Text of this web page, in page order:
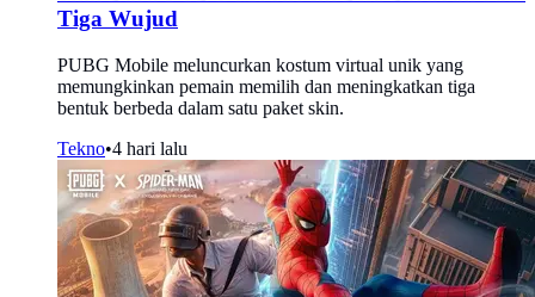
Tiga Wujud
PUBG Mobile meluncurkan kostum virtual unik yang
memungkinkan pemain memilih dan meningkatkan tiga
bentuk berbeda dalam satu paket skin.
Tekno•4 hari lalu